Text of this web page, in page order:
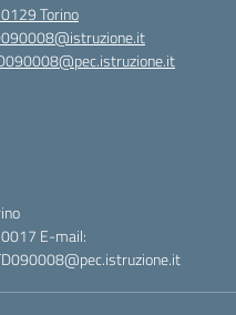
Torino
E-mail: